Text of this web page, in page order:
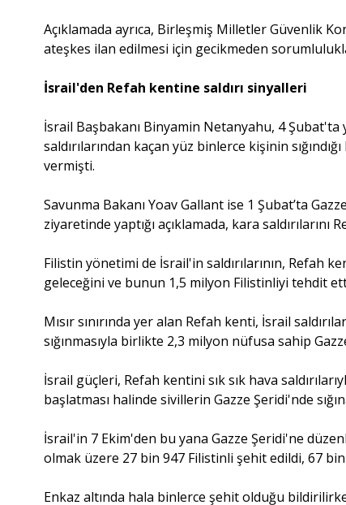
Açıklamada ayrıca, Birleşmiş Milletler Güvenlik
ateşkes ilan edilmesi için gecikmeden
İsrail'den Refah kentine saldırı sinyalleri
İsrail Başbakanı Binyamin Netanyahu, 4 Şubat'ta
saldırılarından kaçan yüz binlerce kişinin
vermişti.
Savunma Bakanı Yoav Gallant ise 1 Şubat’ta
ziyaretinde yaptığı açıklamada, kara saldırılarını
Filistin yönetimi de İsrail'in saldırılarının, Refah
geleceğini ve bunun 1,5 milyon Filistinliyi tehdit
Mısır sınırında yer alan Refah kenti, İsrail
sığınmasıyla birlikte 2,3 milyon nüfusa sahip
İsrail güçleri, Refah kentini sık sık hava
başlatması halinde sivillerin Gazze Şeridi'nde
İsrail'in 7 Ekim'den bu yana Gazze Şeridi'ne
olmak üzere 27 bin 947 Filistinli şehit edildi, 67 bin
Enkaz altında hala binlerce şehit olduğu